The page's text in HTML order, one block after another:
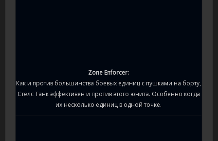
Zone Enforcer:
Как и против большинства боевых единиц с пушками на борту,
Стелс Танк эффективен и против этого юнита. Особенно когда
их несколько единиц в одной точке.